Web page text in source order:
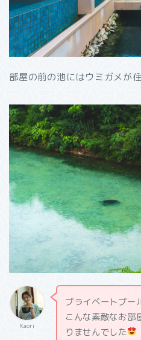
部屋の前の池にはウミガメが
Kaori
プライベートプー
こんな素敵なお部
りませんでした